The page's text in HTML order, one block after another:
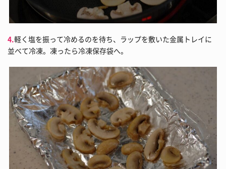
4.軽く塩を振って冷めるのを待ち、ラップを敷いた金属トレイに
並べて冷凍。凍ったら冷凍保存袋へ。